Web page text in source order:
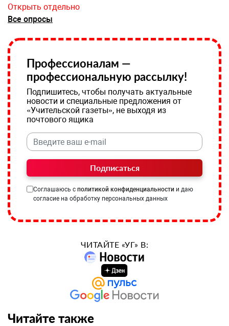
Открыть отдельно
Все опросы
Профессионалам —
профессиональную рассылку!
Подпишитесь, чтобы получать актуальные
новости и специальные предложения от
«Учительской газеты», не выходя из
почтового ящика
Подписаться
Соглашаюсь с политикой конфиденциальности и даю
согласие на обработку персональных данных
ЧИТАЙТЕ «УГ» В:
Читайте также